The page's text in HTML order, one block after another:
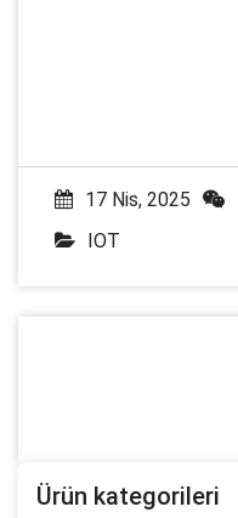
17 Nis, 2025
IOT
Ürün kategorileri